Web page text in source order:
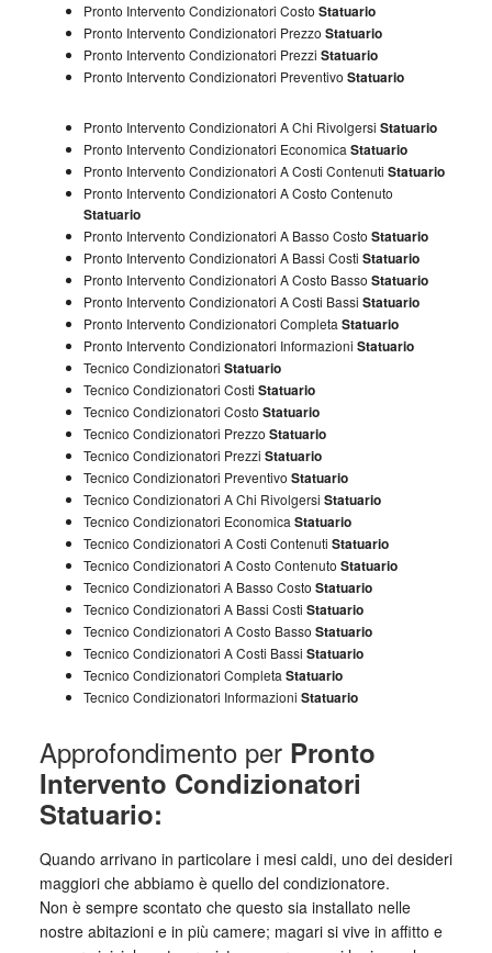
Pronto Intervento Condizionatori Costo Statuario
Pronto Intervento Condizionatori Prezzo Statuario
Pronto Intervento Condizionatori Prezzi Statuario
Pronto Intervento Condizionatori Preventivo Statuario
Pronto Intervento Condizionatori A Chi Rivolgersi Statuario
Pronto Intervento Condizionatori Economica Statuario
Pronto Intervento Condizionatori A Costi Contenuti Statuario
Pronto Intervento Condizionatori A Costo Contenuto
Statuario
Pronto Intervento Condizionatori A Basso Costo Statuario
Pronto Intervento Condizionatori A Bassi Costi Statuario
Pronto Intervento Condizionatori A Costo Basso Statuario
Pronto Intervento Condizionatori A Costi Bassi Statuario
Pronto Intervento Condizionatori Completa Statuario
Pronto Intervento Condizionatori Informazioni Statuario
Tecnico Condizionatori Statuario
Tecnico Condizionatori Costi Statuario
Tecnico Condizionatori Costo Statuario
Tecnico Condizionatori Prezzo Statuario
Tecnico Condizionatori Prezzi Statuario
Tecnico Condizionatori Preventivo Statuario
Tecnico Condizionatori A Chi Rivolgersi Statuario
Tecnico Condizionatori Economica Statuario
Tecnico Condizionatori A Costi Contenuti Statuario
Tecnico Condizionatori A Costo Contenuto Statuario
Tecnico Condizionatori A Basso Costo Statuario
Tecnico Condizionatori A Bassi Costi Statuario
Tecnico Condizionatori A Costo Basso Statuario
Tecnico Condizionatori A Costi Bassi Statuario
Tecnico Condizionatori Completa Statuario
Tecnico Condizionatori Informazioni Statuario
Approfondimento per Pronto
Intervento Condizionatori
Statuario:
Quando arrivano in particolare i mesi caldi, uno dei desideri
maggiori che abbiamo è quello del condizionatore.
Non è sempre scontato che questo sia installato nelle
nostre abitazioni e in più camere; magari si vive in affitto e